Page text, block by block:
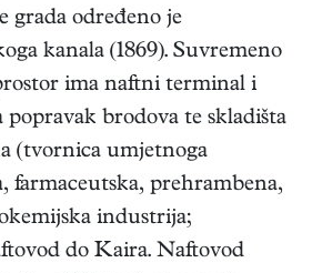
grada određeno je
kanala (1869). Suvremeno
ima naftni terminal i
popravak brodova te skladišta
(tvornica umjetnoga
farmaceutska, prehrambena,
industrija;
do Kaira. Naftovod